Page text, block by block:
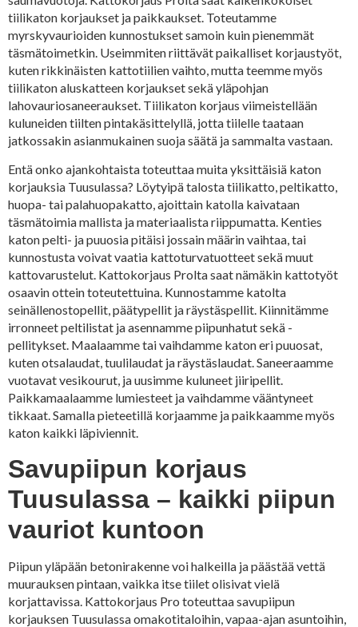
tiilikaton korjaukset ja paikkaukset. Toteutamme
myrskyvaurioiden kunnostukset samoin kuin pienemmät
täsmätoimetkin. Useimmiten riittävät paikalliset korjaustyöt,
kuten rikkinäisten kattotiilien vaihto, mutta teemme myös
tiilikaton aluskatteen korjaukset sekä yläpohjan
lahovauriosaneeraukset. Tiilikaton korjaus viimeistellään
kuluneiden tiilten pintakäsittelyllä, jotta tiilelle taataan
jatkossakin asianmukainen suoja säätä ja sammalta vastaan.
Entä onko ajankohtaista toteuttaa muita yksittäisiä katon
korjauksia Tuusulassa? Löytyipä talosta tiilikatto, peltikatto,
huopa- tai palahuopakatto, ajoittain katolla kaivataan
täsmätoimia mallista ja materiaalista riippumatta. Kenties
katon pelti- ja puuosia pitäisi jossain määrin vaihtaa, tai
kunnostusta voivat vaatia kattoturvatuotteet sekä muut
kattovarustelut. Kattokorjaus Prolta saat nämäkin kattotyöt
osaavin ottein toteutettuina. Kunnostamme katolta
seinällenostopellit, päätypellit ja räystäspellit. Kiinnitämme
irronneet peltilistat ja asennamme piipunhatut sekä -
pellitykset. Maalaamme tai vaihdamme katon eri puuosat,
kuten otsalaudat, tuulilaudat ja räystäslaudat. Saneeraamme
vuotavat vesikourut, ja uusimme kuluneet jiiripellit.
Paikkamaalaamme lumiesteet ja vaihdamme vääntyneet
tikkaat. Samalla pieteetillä korjaamme ja paikkaamme myös
katon kaikki läpiviennit.
Savupiipun korjaus
Tuusulassa – kaikki piipun
vauriot kuntoon
Piipun yläpään betonirakenne voi halkeilla ja päästää vettä
muurauksen pintaan, vaikka itse tiilet olisivat vielä
korjattavissa. Kattokorjaus Pro toteuttaa savupiipun
korjauksen Tuusulassa omakotitaloihin, vapaa-ajan asuntoihin,